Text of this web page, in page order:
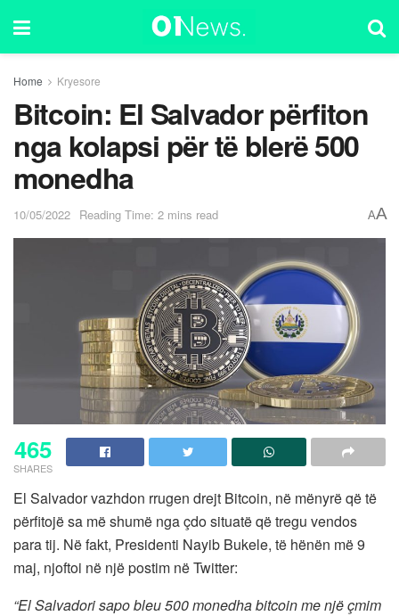
Home Kryesore
Bitcoin: El Salvador përfiton
nga kolapsi për të blerë 500
monedha
10/05/2022 Reading Time: 2 mins read AA
465
SHARES
El Salvador vazhdon rrugen drejt Bitcoin, në mënyrë që të
përfitojë sa më shumë nga çdo situatë që tregu vendos
para tij. Në fakt, Presidenti Nayib Bukele, të hënën më 9
maj, njoftoi në një postim në Twitter:
“El Salvadori sapo bleu 500 monedha bitcoin me një çmim